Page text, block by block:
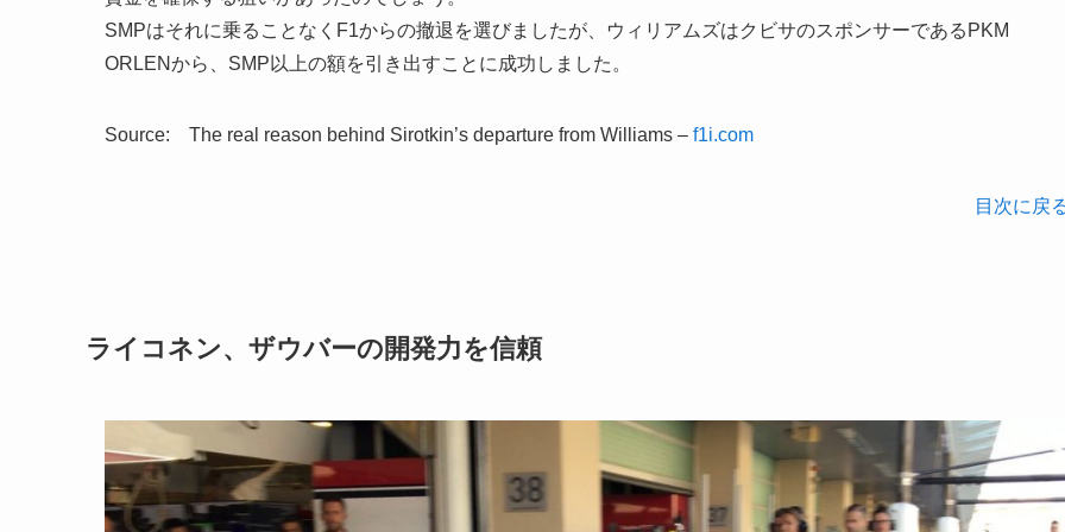
SMPはそれに乗ることなくF1からの撤退を選びましたが、ウィリアムズはクビサのスポンサーであるPKM
ORLENから、SMP以上の額を引き出すことに成功しました。
Source: The real reason behind Sirotkin’s departure from Williams – f1i.com
目次に戻
ライコネン、ザウバーの開発力を信頼